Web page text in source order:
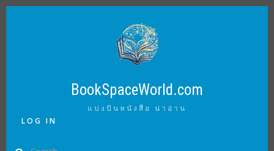
Skip
BookSpaceWorld.com
แบ่งปันหนังสือ น่าอ่าน
USER
LOG IN
Search